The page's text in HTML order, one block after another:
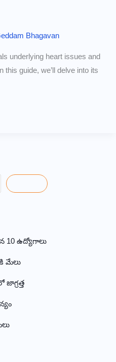
Bhagavan
underlying heart issues and
this guide, we’ll delve into its
10 ఉద్యోగాలు
మేలు